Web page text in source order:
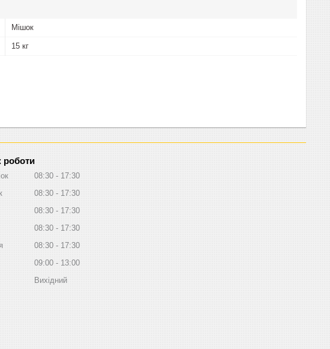
Мішок
15 кг
роботи
08:30
17:30
08:30
17:30
08:30
17:30
08:30
17:30
08:30
17:30
09:00
13:00
Вихідний